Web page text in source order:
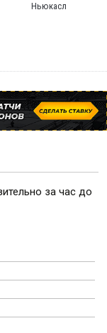
Ньюкасл
за час до